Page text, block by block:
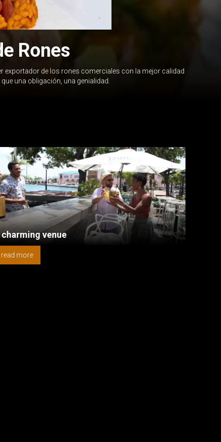
Rones
exportador de los rones comerciales con la mejor calidad
una obligación, una genialidad.
charming venue
read more